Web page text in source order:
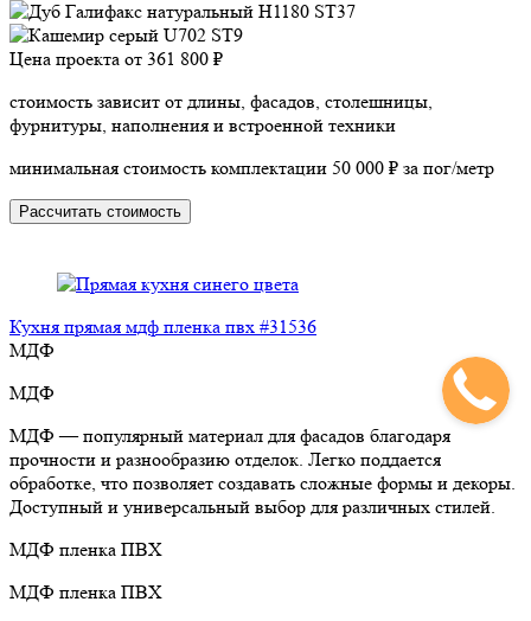
Цена проекта от 361 800 ₽
стоимость зависит от длины, фасадов, столешницы,
фурнитуры, наполнения и встроенной техники
минимальная стоимость комплектации 50 000 ₽ за пог/метр
Рассчитать стоимость
Кухня прямая мдф пленка пвх #31536
МДФ
МДФ
МДФ — популярный материал для фасадов благодаря
прочности и разнообразию отделок. Легко поддается
обработке, что позволяет создавать сложные формы и декоры.
Доступный и универсальный выбор для различных стилей.
МДФ пленка ПВХ
МДФ пленка ПВХ